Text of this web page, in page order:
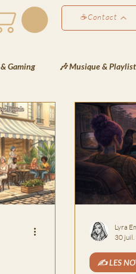
☕Contact
Gaming 🎶 Musique &
& Développement Perso
de Lyra ❄️Les Veilles de
✍️ LES
Lyra
30 juil.